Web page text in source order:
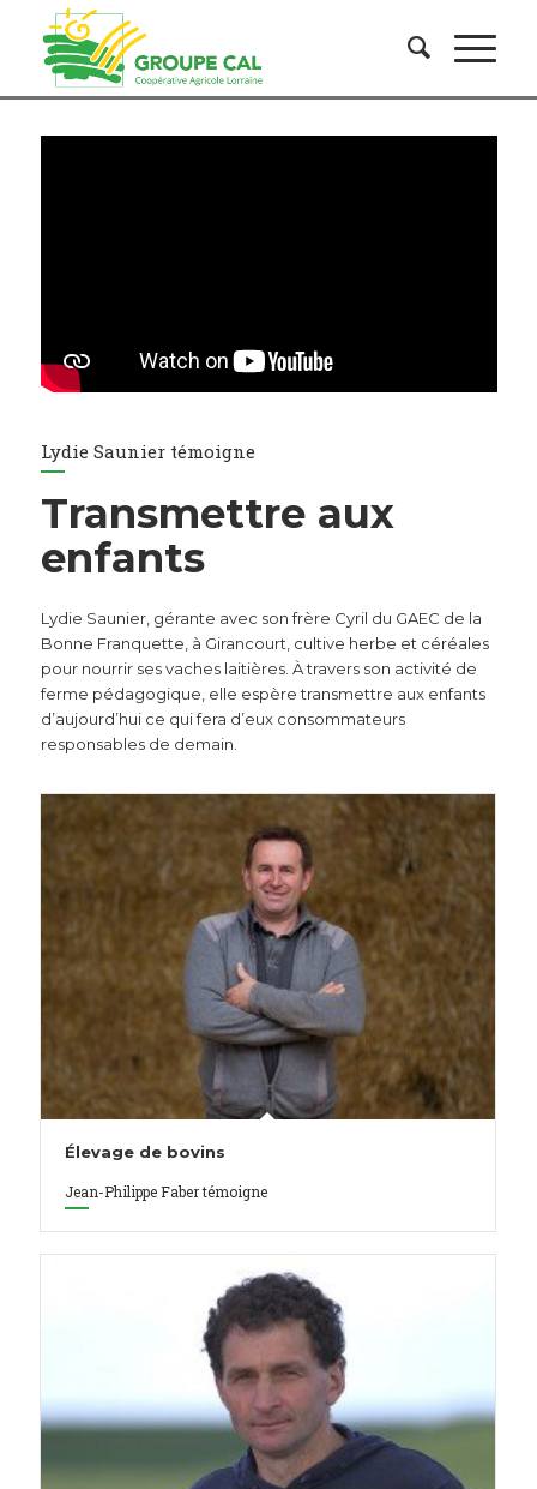
Lydie Saunier témoigne
Transmettre aux
enfants
Lydie Saunier, gérante avec son frère Cyril du GAEC de la
Bonne Franquette, à Girancourt, cultive herbe et céréales
pour nourrir ses vaches laitières. À travers son activité de
ferme pédagogique, elle espère transmettre aux enfants
d’aujourd’hui ce qui fera d’eux consommateurs
responsables de demain.
Élevage de bovins
Jean-Philippe Faber témoigne